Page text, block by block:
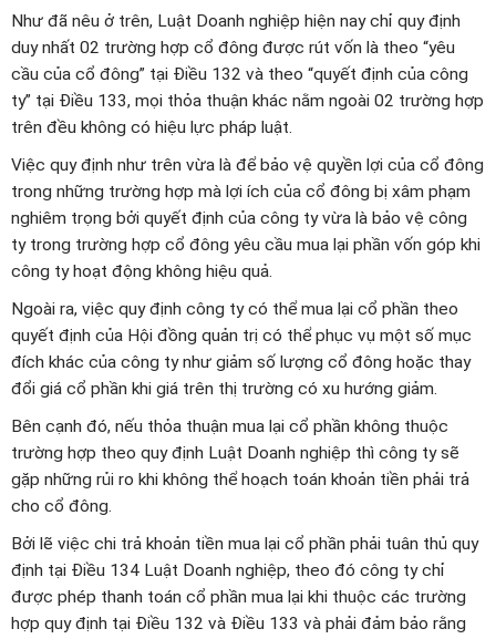
Như đã nêu ở trên, Luật Doanh nghiệp hiện nay chỉ quy định
duy nhất 02 trường hợp cổ đông được rút vốn là theo “yêu
cầu của cổ đông” tại Điều 132 và theo “quyết định của công
ty” tại Điều 133, mọi thỏa thuận khác nằm ngoài 02 trường hợp
trên đều không có hiệu lực pháp luật.
Việc quy định như trên vừa là để bảo vệ quyền lợi của cổ đông
trong những trường hợp mà lợi ích của cổ đông bị xâm phạm
nghiêm trọng bởi quyết định của công ty vừa là bảo vệ công
ty trong trường hợp cổ đông yêu cầu mua lại phần vốn góp khi
công ty hoạt động không hiệu quả.
Ngoài ra, việc quy định công ty có thể mua lại cổ phần theo
quyết định của Hội đồng quản trị có thể phục vụ một số mục
đích khác của công ty như giảm số lượng cổ đông hoặc thay
đổi giá cổ phần khi giá trên thị trường có xu hướng giảm.
Bên cạnh đó, nếu thỏa thuận mua lại cổ phần không thuộc
trường hợp theo quy định Luật Doanh nghiệp thì công ty sẽ
gặp những rủi ro khi không thể hoạch toán khoản tiền phải trả
cho cổ đông.
Bởi lẽ việc chi trả khoản tiền mua lại cổ phần phải tuân thủ quy
định tại Điều 134 Luật Doanh nghiệp, theo đó công ty chỉ
được phép thanh toán cổ phần mua lại khi thuộc các trường
hợp quy định tại Điều 132 và Điều 133 và phải đảm bảo rằng